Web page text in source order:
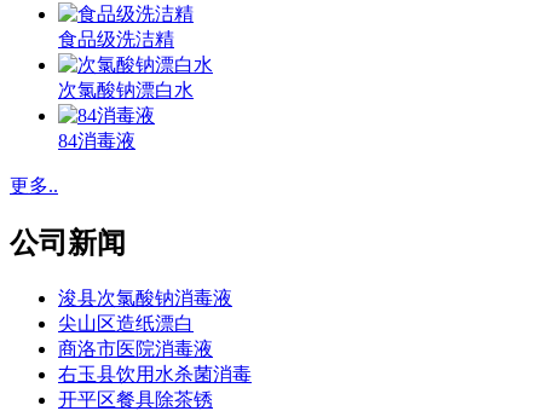
食品级洗洁精
次氯酸钠漂白水
84消毒液
更多..
公司新闻
浚县次氯酸钠消毒液
尖山区造纸漂白
商洛市医院消毒液
右玉县饮用水杀菌消毒
开平区餐具除茶锈